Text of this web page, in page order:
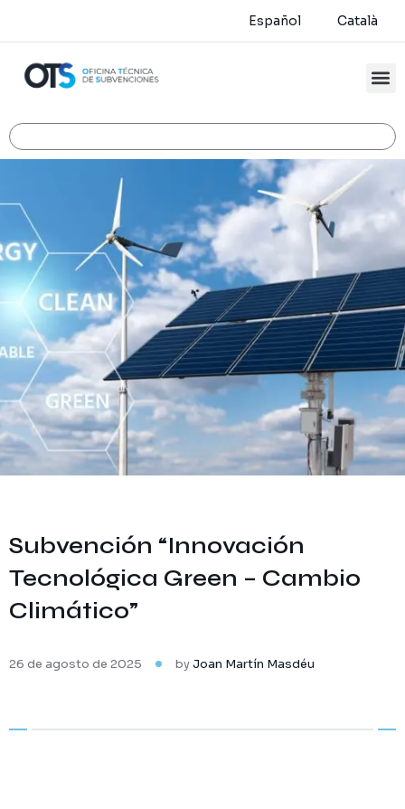
Español Català
Subvención “Innovación
Tecnológica Green – Cambio
Climático”
26 de agosto de 2025 byJoan Martín Masdéu